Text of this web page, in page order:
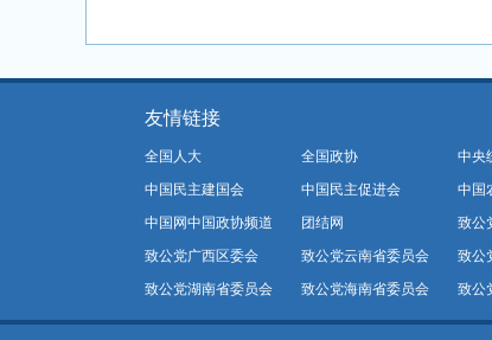
友情链接
全国人大 全国政协 中央
中国民主建国会
中国民主促进会 中国
中国网中国政协频道
团结网 致公
致公党广西区委会
致公党云南省委员会 致公
致公党湖南省委员会
致公党海南省委员会 致公